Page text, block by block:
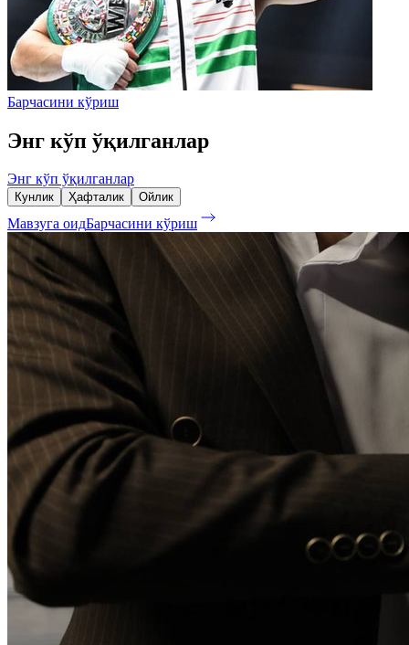
Барчасини кўриш
Энг кўп ўқилганлар
Энг кўп ўқилганлар
Кунлик Ҳафталик Ойлик
Мавзуга оидБарчасини кўриш